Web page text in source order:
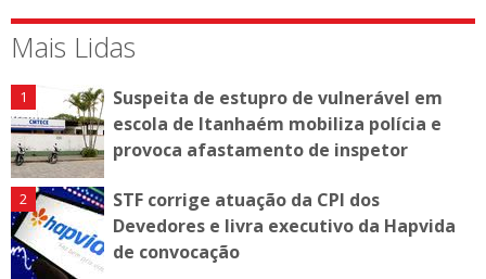
Mais Lidas
Suspeita de estupro de vulnerável em
escola de Itanhaém mobiliza polícia e
provoca afastamento de inspetor
STF corrige atuação da CPI dos
Devedores e livra executivo da Hapvida
de convocação